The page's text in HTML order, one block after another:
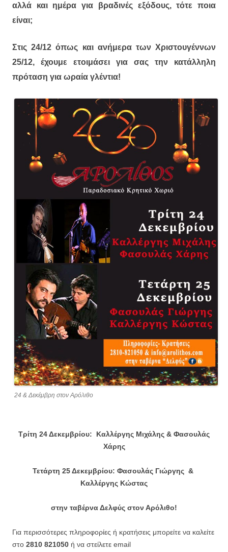
αλλά και ημέρα για βραδινές εξόδους, τότε ποια
είναι;
Στις 24/12 όπως και ανήμερα των Χριστουγέννων
25/12, έχουμε ετοιμάσει για σας την κατάλληλη
πρόταση για ωραία γλέντια!
24 & Δεκέμβρη στον Αρόλιθο
Τρίτη 24 Δεκεμβρίου: Καλλέργης Μιχάλης & Φασουλάς
Χάρης
Τετάρτη 25 Δεκεμβρίου: Φασουλάς Γιώργης &
Καλλέργης Κώστας
στην ταβέρνα Δελφύς στον Αρόλιθο!
Για περισσότερες πληροφορίες ή κρατήσεις μπορείτε να καλείτε
στο 2810 821050 ή να στείλετε email